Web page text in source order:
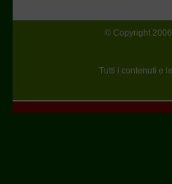
© Copyright
Tutti i contenuti e